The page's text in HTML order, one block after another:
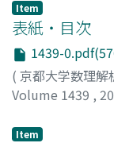
Item
表紙・目次
1439-
( 京都大学数理解
Volume 1439 ,
Item